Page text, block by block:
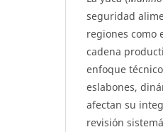
seguridad
regiones como
cadena
enfoque
eslabones,
afectan su
revisión